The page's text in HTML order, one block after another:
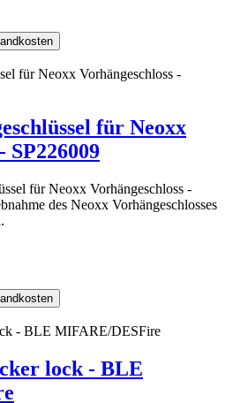
für Neoxx
SP226009
für Neoxx Vorhängeschloss -
des Neoxx Vorhängeschlosses
lock - BLE